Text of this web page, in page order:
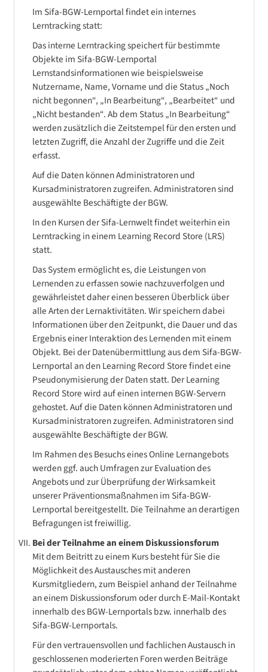
Im Sifa-BGW-Lernportal findet ein internes
Lerntracking statt:
Das interne Lerntracking speichert für bestimmte
Objekte im Sifa-BGW-Lernportal
Lernstandsinformationen wie beispielsweise
Nutzername, Name, Vorname und die Status „Noch
nicht begonnen“, „In Bearbeitung“, „Bearbeitet“ und
„Nicht bestanden“. Ab dem Status „In Bearbeitung“
werden zusätzlich die Zeitstempel für den ersten und
letzten Zugriff, die Anzahl der Zugriffe und die Zeit
erfasst.
Auf die Daten können Administratoren und
Kursadministratoren zugreifen. Administratoren sind
ausgewählte Beschäftigte der BGW.
In den Kursen der Sifa-Lernwelt findet weiterhin ein
Lerntracking in einem Learning Record Store (LRS)
statt.
Das System ermöglicht es, die Leistungen von
Lernenden zu erfassen sowie nachzuverfolgen und
gewährleistet daher einen besseren Überblick über
alle Arten der Lernaktivitäten. Wir speichern dabei
Informationen über den Zeitpunkt, die Dauer und das
Ergebnis einer Interaktion des Lernenden mit einem
Objekt. Bei der Datenübermittlung aus dem Sifa-BGW-
Lernportal an den Learning Record Store findet eine
Pseudonymisierung der Daten statt. Der Learning
Record Store wird auf einen internen BGW-Servern
gehostet. Auf die Daten können Administratoren und
Kursadministratoren zugreifen. Administratoren sind
ausgewählte Beschäftigte der BGW.
Im Rahmen des Besuchs eines Online Lernangebots
werden ggf. auch Umfragen zur Evaluation des
Angebots und zur Überprüfung der Wirksamkeit
unserer Präventionsmaßnahmen im Sifa-BGW-
Lernportal bereitgestellt. Die Teilnahme an derartigen
Befragungen ist freiwillig.
Bei der Teilnahme an einem Diskussionsforum
Mit dem Beitritt zu einem Kurs besteht für Sie die
Möglichkeit des Austausches mit anderen
Kursmitgliedern, zum Beispiel anhand der Teilnahme
an einem Diskussionsforum oder durch E-Mail-Kontakt
innerhalb des BGW-Lernportals bzw. innerhalb des
Sifa-BGW-Lernportals.
Für den vertrauensvollen und fachlichen Austausch in
geschlossenen moderierten Foren werden Beiträge